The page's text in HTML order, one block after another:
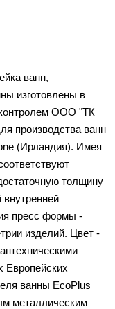
ванн,
изготовлены в
контролем ООО "ТК
производства ванн
(Ирландия). Имея
толщину
пресс формы -
изделий. Цвет -
Европейских
ванны EcoPlus
металлическим